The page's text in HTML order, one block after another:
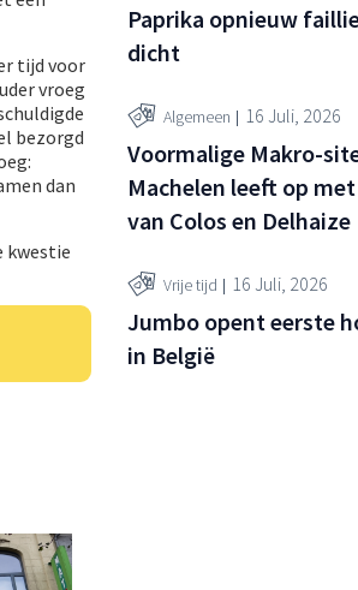
tijd voor
vroeg
bezorgd
dan
kwestie
Paprika opnieuw
dicht
Algemeen 16 Juli, 2026
Voormalige Makro-
Machelen leeft op
van Colos en Delhaize
Vrije tijd 16 Juli, 2026
Jumbo opent eerste
in België